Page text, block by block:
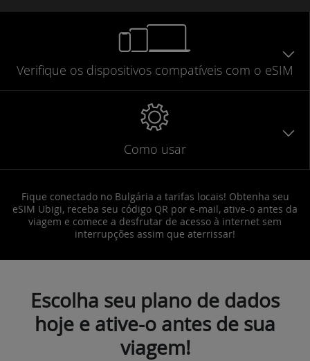
Verifique os dispositivos compatíveis com o eSIM
Como usar
Fique conectado no Bulgária a tarifas locais! Obtenha seu
eSIM Ubigi, receba seu código QR por e-mail, ative-o antes da
viagem e comece a desfrutar de acesso à internet sem
interrupções assim que aterrissar!
Escolha seu plano de dados
hoje e ative-o antes de sua
viagem!